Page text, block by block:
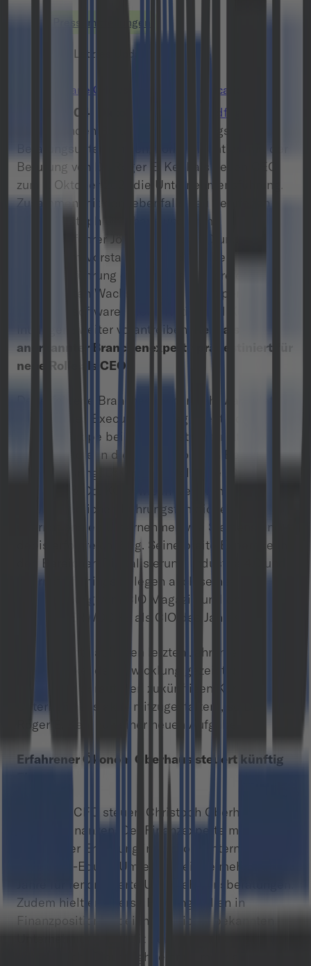
Pressemitteilungen
Letztes Update: 28.10.2024
Marie Orlowski PR & Communications Lead
München 04. Oktober 2021 Cloudflight
der führenden Software-Entwicklungs- und IT-
Beratungsunternehmen, komplementiert mit der
Berufung von Dr. Roger E. Kehl als neuen CEO
zum 1. Oktober 2021 die Unternehmensführung.
Zusammen mit dem ebenfalls neu berufenen
CFO Christoph Oberhaus und dem
Geschäftsführer Jörn Petereit, COO und Mitglied
des Bitkom-Vorstands, wird die neue
Geschäftsführung den bereits erfolgreich
eingeleiteten Wachstumskurs als Experte für
Individualsoftware, Cloud
Native und
Intelligenz weiter vorantreiben.
Kehl als
anerkannter Branchenexperte prädestiniert für
neue Rolle als CEO
Der erfahrene Branchenkenner Kehl war zuletzt
Mitglied des Executive Management Boards
Central Europe beim IT-Dienstleister Atos und
verantwortete in dieser Position den Bereich
Manufacturing. Davor war er globaler CIO bei der
Festo SE & Co. KG sowie in weiteren
unterschiedlichen Führungsfunktionen bei
internationalen Unternehmen wie Siemens und
debis erfolgreich tätig. Seine breite Expertise in
den Bereichen Digitalisierung, Industrie 4.0 und
Internet of Things belegen auch seine
Auszeichnung vom CIO Magazin und der
COMPUTERWOCHE als CIO des Jahres 2016.
„Cloudflight hat in den letzten Jahren eine
beeindruckende Entwicklung gezeigt und ich
freue mich darauf, den zukünftigen Kurs des
Unternehmens aktiv mitzugestalten“, so Dr.
Roger E. Kehl zu seiner neuen Aufgabe.
Erfahrener Ökonom Oberhaus steuert künftig
Als neuer CFO steuert Christoph Oberhaus den
Bereich Finanzen. Der Finanzexperte mit
jahrelanger Erfahrung in Portfoliounternehmen
im Private-Equity-Umfeld arbeitete mehrere
Jahre für renommierte Unternehmensberatungen.
Zudem hielt er diverse Führungsrollen in
Finanzpositionen bei international bekannten
Unternehmen inne. Mit der Personalie
unterstreicht Cloudflight einmal mehr auch die